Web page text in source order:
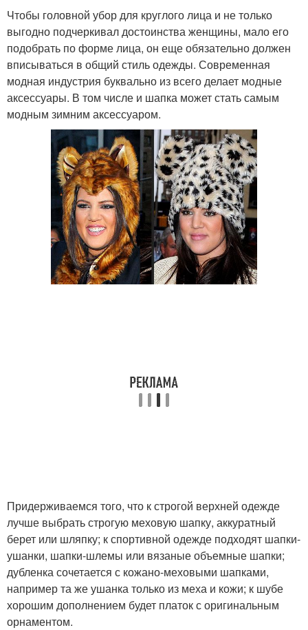
Чтобы головной убор для круглого лица и не только
выгодно подчеркивал достоинства женщины, мало его
подобрать по форме лица, он еще обязательно должен
вписываться в общий стиль одежды. Современная
модная индустрия буквально из всего делает модные
аксессуары. В том числе и шапка может стать самым
модным зимним аксессуаром.
Придерживаемся того, что к строгой верхней одежде
лучше выбрать строгую меховую шапку, аккуратный
берет или шляпку; к спортивной одежде подходят шапки-
ушанки, шапки-шлемы или вязаные объемные шапки;
дубленка сочетается с кожано-меховыми шапками,
например та же ушанка только из меха и кожи; к шубе
хорошим дополнением будет платок с оригинальным
орнаментом.